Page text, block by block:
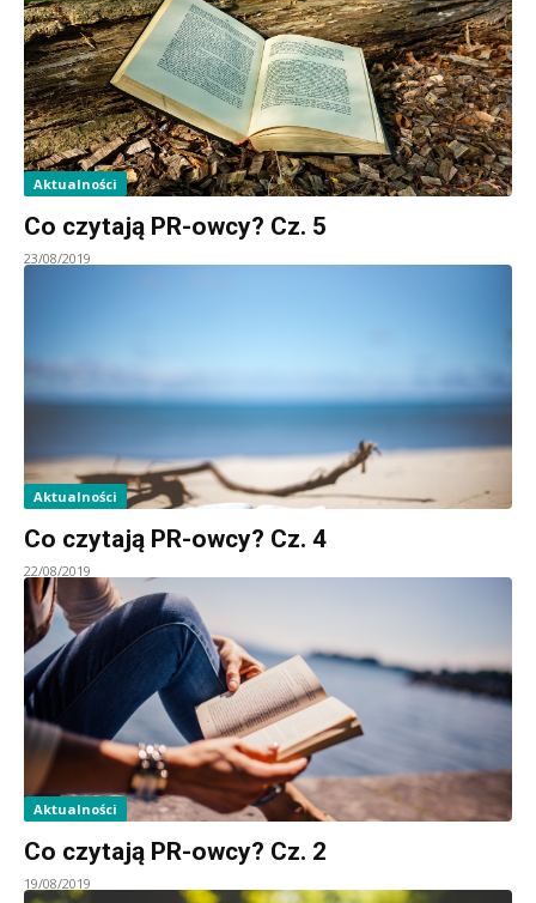
Aktualności
Co czytają PR-owcy? Cz. 5
23/08/2019
Aktualności
Co czytają PR-owcy? Cz. 4
22/08/2019
Aktualności
Co czytają PR-owcy? Cz. 2
19/08/2019